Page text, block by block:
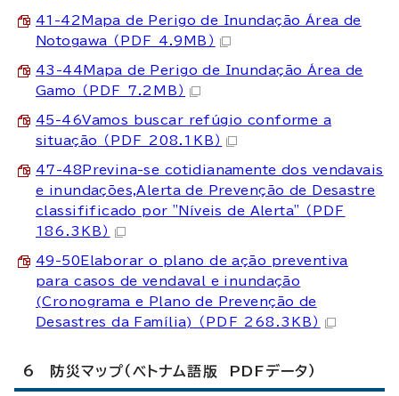
41-42Mapa de Perigo de Inundação Área de
Notogawa （PDF 4.9MB）
43-44Mapa de Perigo de Inundação Área de
Gamo
（PDF 7.2MB）
45-46Vamos buscar refúgio conforme a
situação （PDF 208.1KB）
47-48Previna-se cotidianamente dos vendavais
e inundações,Alerta de Prevenção de Desastre
classifificado por "Níveis de Alerta"
（PDF
186.3KB）
49-50Elaborar o plano de ação preventiva
para casos de vendaval e inundação
(Cronograma e Plano de Prevenção de
Desastres da Família)
（PDF 268.3KB）
6 防災マップ（ベトナム語版 PDFデータ）